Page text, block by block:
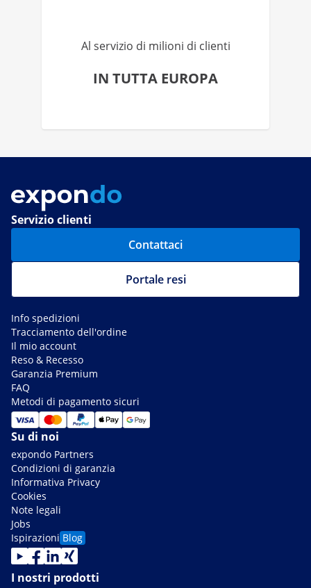
Al servizio di milioni di clienti
IN TUTTA EUROPA
Servizio clienti
Contattaci
Portale resi
Info spedizioni
Tracciamento dell'ordine
Il mio account
Reso & Recesso
Garanzia Premium
FAQ
Metodi di pagamento sicuri
Su di noi
expondo Partners
Condizioni di garanzia
Informativa Privacy
Cookies
Note legali
Jobs
Ispirazioni Blog
I nostri prodotti